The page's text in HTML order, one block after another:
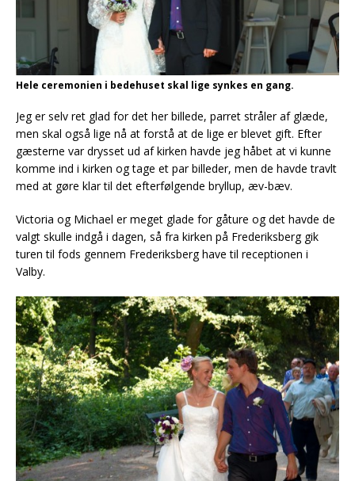
Hele ceremonien i bedehuset skal lige synkes en gang.
Jeg er selv ret glad for det her billede, parret stråler af glæde,
men skal også lige nå at forstå at de lige er blevet gift. Efter
gæsterne var drysset ud af kirken havde jeg håbet at vi kunne
komme ind i kirken og tage et par billeder, men de havde travlt
med at gøre klar til det efterfølgende bryllup, æv-bæv.
Victoria og Michael er meget glade for gåture og det havde de
valgt skulle indgå i dagen, så fra kirken på Frederiksberg gik
turen til fods gennem Frederiksberg have til receptionen i
Valby.